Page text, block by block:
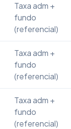
Taxa adm +
fundo
(referencial)
Taxa adm +
fundo
(referencial)
Taxa adm +
fundo
(referencial)